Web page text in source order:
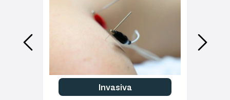
Invasiva